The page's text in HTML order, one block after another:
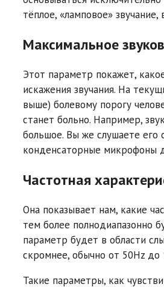
тёплое, «ламповое»
Максимальное
Этот параметр покажет,
искажения звучания. На
выше) болевому порогу
станет больно. Например,
большое. Вы же слушаете его
конденсаторные микрофоны
Частотная
Она показывает нам, какие
тем более полнодиапазонно
параметр будет в области
скромнее, обычно от 50Hz до
Такие параметры, как